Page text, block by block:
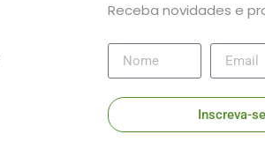
Receba novidades e
Inscreva-se